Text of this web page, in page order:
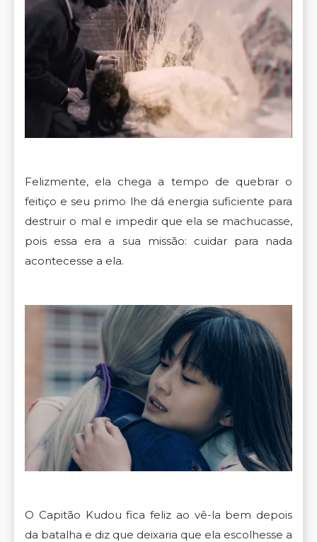
Felizmente, ela chega a tempo de quebrar o
feitiço e seu primo lhe dá energia suficiente para
destruir o mal e impedir que ela se machucasse,
pois essa era a sua missão: cuidar para nada
acontecesse a ela.
O Capitão Kudou fica feliz ao vê-la bem depois
da batalha e diz que deixaria que ela escolhesse a